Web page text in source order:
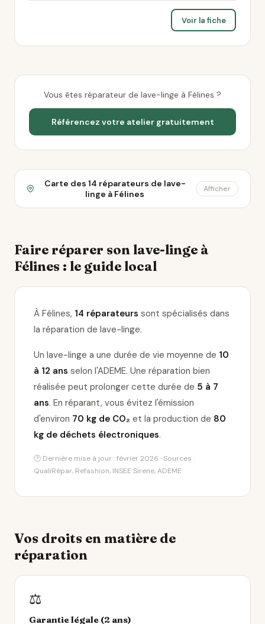
Voir la fiche
Vous êtes réparateur de lave-linge à Félines ?
Référencez votre atelier gratuitement
Carte des 14 réparateurs de lave-
linge à Félines
Afficher
Faire réparer son lave-linge à
Félines : le guide local
À Félines, 14 réparateurs sont spécialisés dans
la réparation de lave-linge.
Un lave-linge a une durée de vie moyenne de 10
à 12 ans selon l'ADEME. Une réparation bien
réalisée peut prolonger cette durée de 5 à 7
ans. En réparant, vous évitez l'émission
d'environ 70 kg de CO₂ et la production de 80
kg de déchets électroniques.
🕐 Dernière mise à jour : février 2026 · Sources :
QualiRépar, Refashion, INSEE Sirene, ADEME
Vos droits en matière de
réparation
⚖️
Garantie légale (2 ans)